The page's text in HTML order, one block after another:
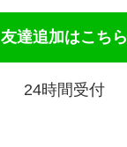
友達追加はこちら
24時間受付